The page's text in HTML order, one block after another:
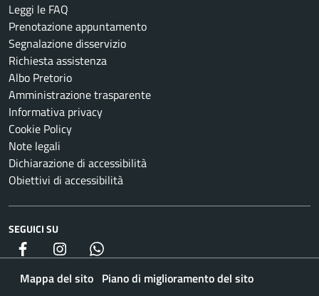
Leggi le FAQ
Prenotazione appuntamento
Segnalazione disservizio
Richiesta assistenza
Albo Pretorio
Amministrazione trasparente
Informativa privacy
Cookie Policy
Note legali
Dichiarazione di accessibilità
Obiettivi di accessibilità
SEGUICI SU
Facebook Instagram
Mappa del sito Piano di miglioramento del sito